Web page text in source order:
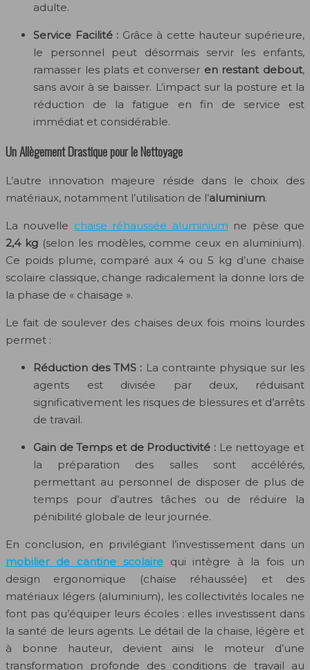
adulte.
Service Facilité : Grâce à cette hauteur supérieure,
le personnel peut désormais servir les enfants,
ramasser les plats et converser en restant debout,
sans avoir à se baisser. L’impact sur la posture et la
réduction de la fatigue en fin de service est
immédiat et considérable.
Un Allègement Drastique pour le Nettoyage
L’autre innovation majeure réside dans le choix des
matériaux, notamment l’utilisation de l’aluminium.
La nouvelle chaise réhaussée aluminium ne pèse que
2,4 kg(selon les modèles, comme ceux en aluminium).
Ce poids plume, comparé aux 4 ou 5 kg d’une chaise
scolaire classique, change radicalement la donne lors de
la phase de « chaisage ».
Le fait de soulever des chaises deux fois moins lourdes
permet :
Réduction des TMS : La contrainte physique sur les
agents est divisée par deux, réduisant
significativement les risques de blessures et d’arrêts
de travail.
Gain de Temps et de Productivité : Le nettoyage et
la préparation des salles sont accélérés,
permettant au personnel de disposer de plus de
temps pour d’autres tâches ou de réduire la
pénibilité globale de leur journée.
En conclusion, en privilégiant l’investissement dans un
mobilier de cantine scolairequi intègre à la fois un
design ergonomique (chaise réhaussée) et des
matériaux légers (aluminium), les collectivités locales ne
font pas qu’équiper leurs écoles : elles investissent dans
la santé de leurs agents. Le détail de la chaise, légère et
à bonne hauteur, devient ainsi le moteur d’une
transformation profonde des conditions de travail au